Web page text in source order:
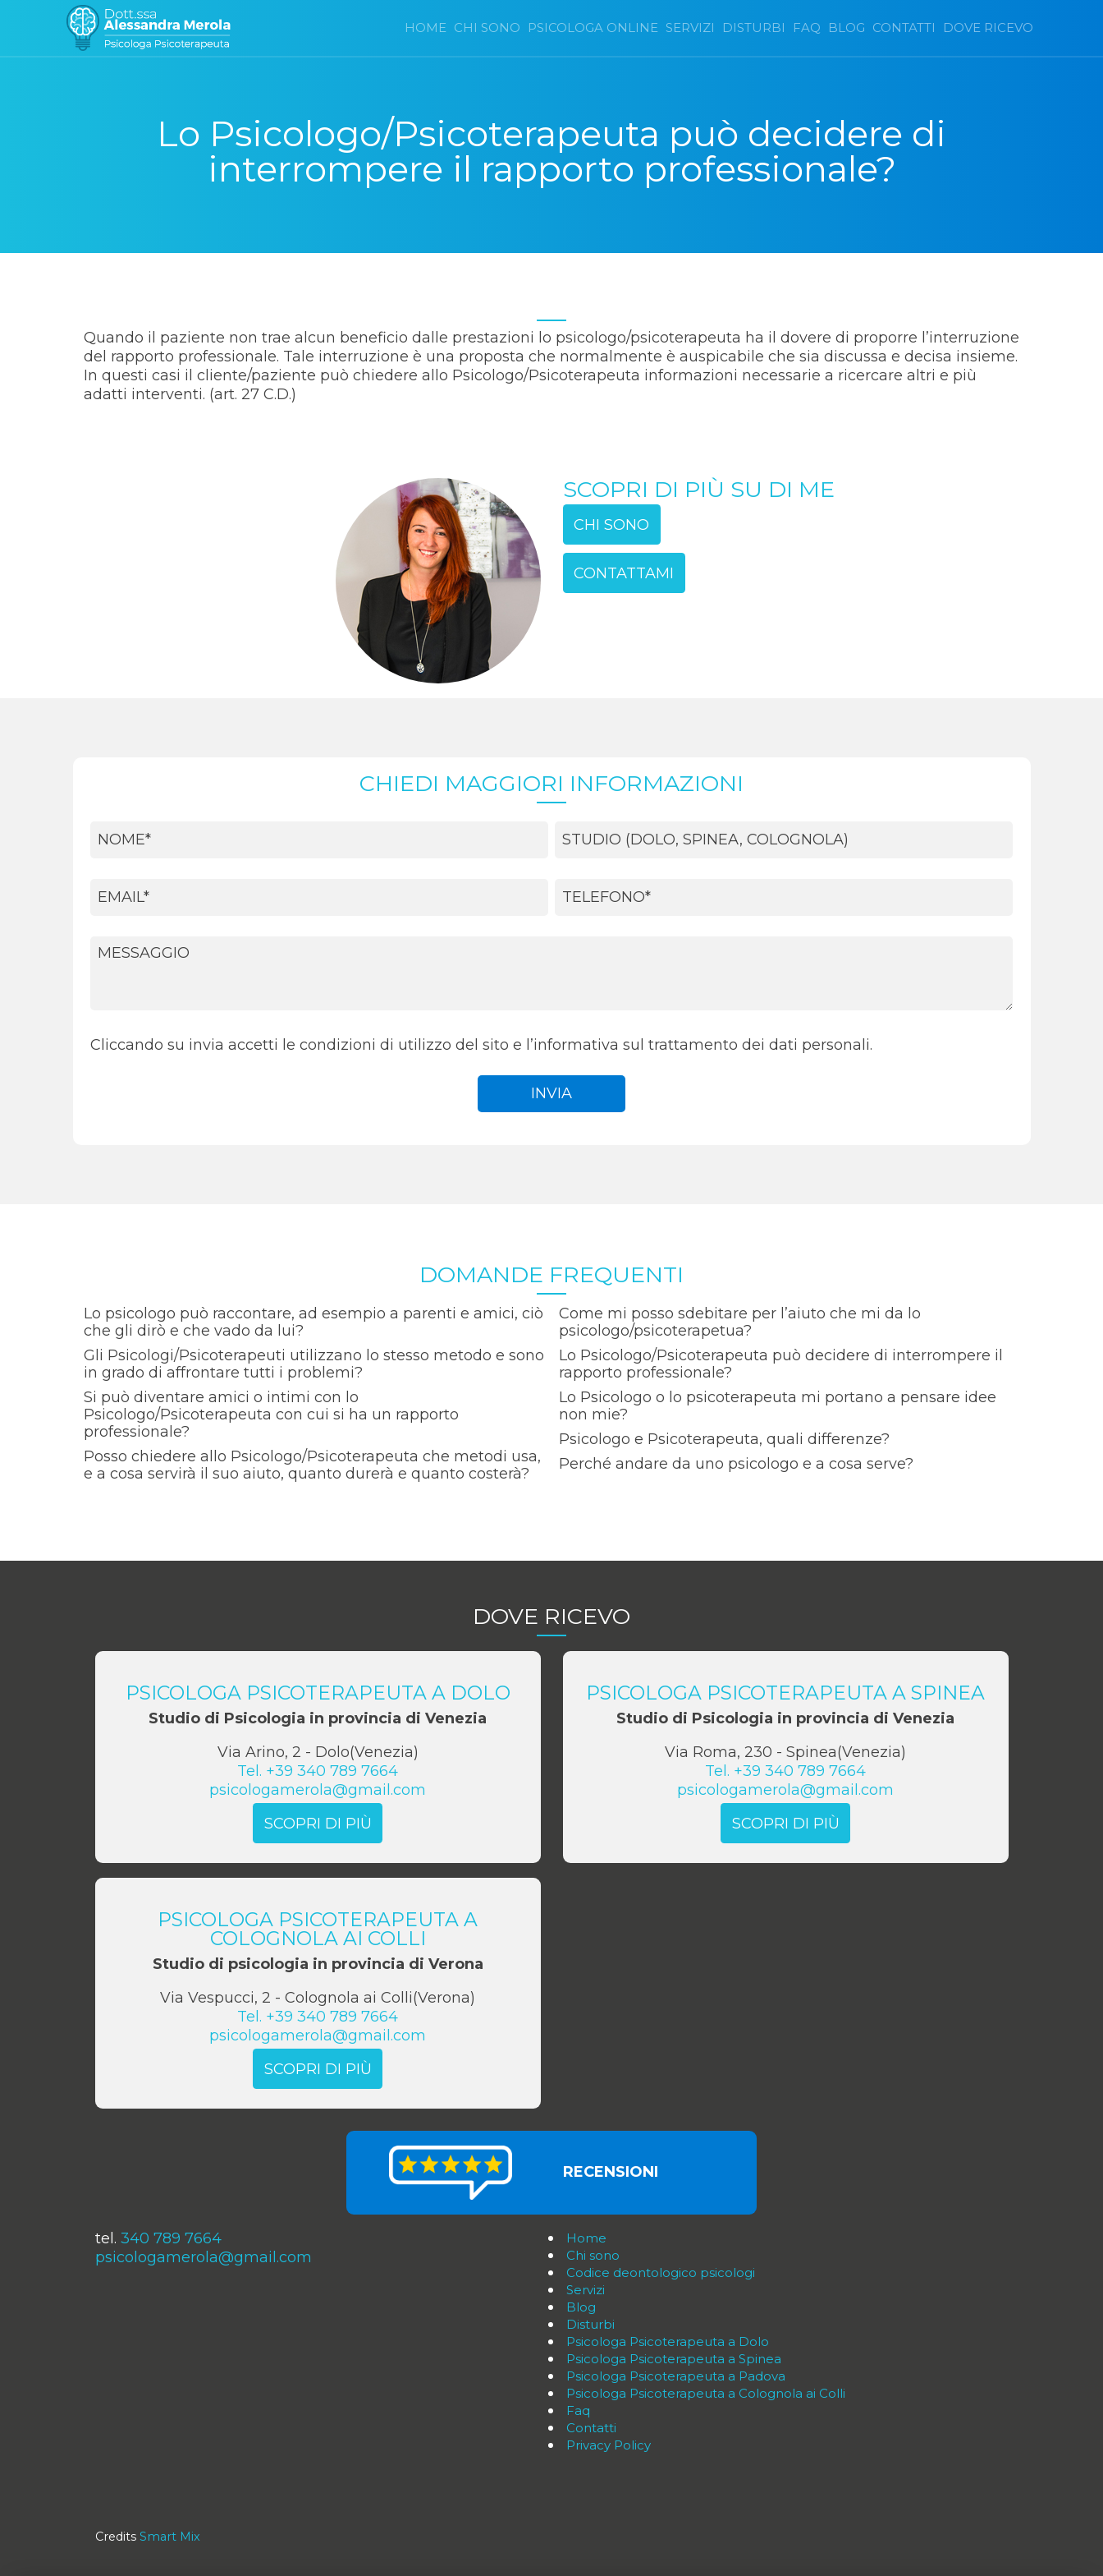
Salta al contenuto
HOME CHI SONO PSICOLOGA ONLINE SERVIZI DISTURBI FAQ BLOG CONTATTI DOVE RICEVO
Lo Psicologo/Psicoterapeuta può decidere di
interrompere il rapporto professionale?
Quando il paziente non trae alcun beneficio dalle prestazioni lo psicologo/psicoterapeuta ha il dovere di proporre l’interruzione
del rapporto professionale. Tale interruzione è una proposta che normalmente è auspicabile che sia discussa e decisa insieme.
In questi casi il cliente/paziente può chiedere allo Psicologo/Psicoterapeuta informazioni necessarie a ricercare altri e più
adatti interventi. (art. 27 C.D.)
SCOPRI DI PIÙ SU DI ME
CHI SONO
CONTATTAMI
CHIEDI MAGGIORI INFORMAZIONI
Cliccando su invia accetti le condizioni di utilizzo del sito e l’informativa sul trattamento dei dati personali.
DOMANDE FREQUENTI
Lo psicologo può raccontare, ad esempio a parenti e amici, ciò
che gli dirò e che vado da lui?
Gli Psicologi/Psicoterapeuti utilizzano lo stesso metodo e sono
in grado di affrontare tutti i problemi?
Si può diventare amici o intimi con lo
Psicologo/Psicoterapeuta con cui si ha un rapporto
professionale?
Posso chiedere allo Psicologo/Psicoterapeuta che metodi usa,
e a cosa servirà il suo aiuto, quanto durerà e quanto costerà?
Come mi posso sdebitare per l’aiuto che mi da lo
psicologo/psicoterapetua?
Lo Psicologo/Psicoterapeuta può decidere di interrompere il
rapporto professionale?
Lo Psicologo o lo psicoterapeuta mi portano a pensare idee
non mie?
Psicologo e Psicoterapeuta, quali differenze?
Perché andare da uno psicologo e a cosa serve?
DOVE RICEVO
PSICOLOGA PSICOTERAPEUTA A DOLO
Studio di Psicologia in provincia di Venezia
Via Arino, 2 - Dolo(Venezia)
Tel. +39 340 789 7664
psicologamerola@gmail.com
SCOPRI DI PIÙ
PSICOLOGA PSICOTERAPEUTA A SPINEA
Studio di Psicologia in provincia di Venezia
Via Roma, 230 - Spinea(Venezia)
Tel. +39 340 789 7664
psicologamerola@gmail.com
SCOPRI DI PIÙ
PSICOLOGA PSICOTERAPEUTA A
COLOGNOLA AI COLLI
Studio di psicologia in provincia di Verona
Via Vespucci, 2 - Colognola ai Colli(Verona)
Tel. +39 340 789 7664
psicologamerola@gmail.com
SCOPRI DI PIÙ
RECENSIONI
tel. 340 789 7664
psicologamerola@gmail.com
Home
Chi sono
Codice deontologico psicologi
Servizi
Blog
Disturbi
Psicologa Psicoterapeuta a Dolo
Psicologa Psicoterapeuta a Spinea
Psicologa Psicoterapeuta a Padova
Psicologa Psicoterapeuta a Colognola ai Colli
Faq
Contatti
Privacy Policy
Credits Smart Mix